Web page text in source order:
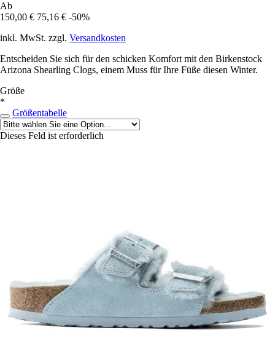
Ab
150,00 € 75,16 € -50%
inkl. MwSt. zzgl. Versandkosten
Entscheiden Sie sich für den schicken Komfort mit den Birkenstock
Arizona Shearling Clogs, einem Muss für Ihre Füße diesen Winter.
Größe
*
Größentabelle
Dieses Feld ist erforderlich